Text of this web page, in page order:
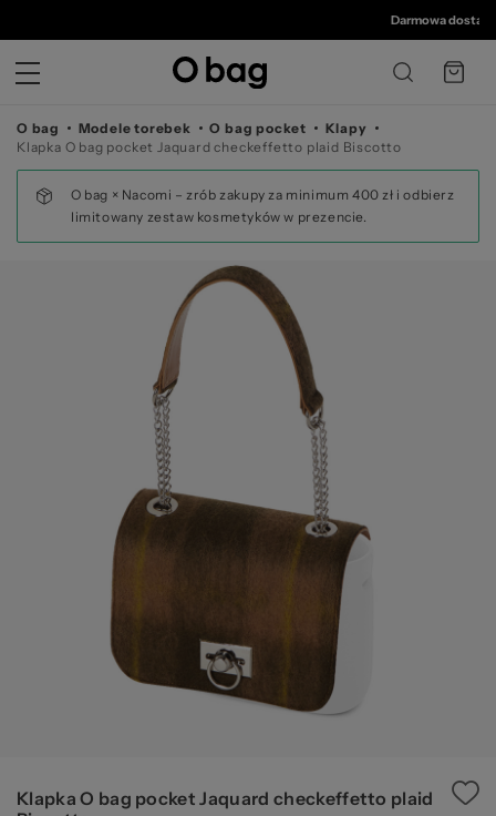
©
Darmowa dostawa
O bag Modele torebek O bag pocket
Klapy
Klapka O bag pocket Jaquard checkeffetto plaid Biscotto
O bag × Nacomi – zrób zakupy za minimum 400 zł i odbierz
limitowany zestaw kosmetyków w prezencie.
Klapka O bag pocket Jaquard checkeffetto plaid